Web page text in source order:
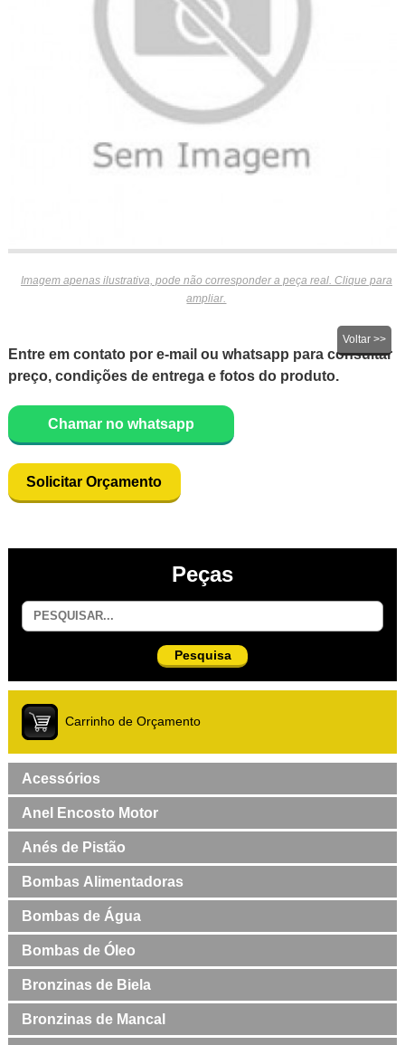
Imagem apenas ilustrativa, pode não corresponder a peça real. Clique para
ampliar.
Voltar >>
Entre em contato por e-mail ou whatsapp para consultar
preço, condições de entrega e fotos do produto.
Chamar no whatsapp
Solicitar Orçamento
Peças
Pesquisa
Carrinho de Orçamento
Acessórios
Anel Encosto Motor
Anés de Pistão
Bombas Alimentadoras
Bombas de Água
Bombas de Óleo
Bronzinas de Biela
Bronzinas de Mancal